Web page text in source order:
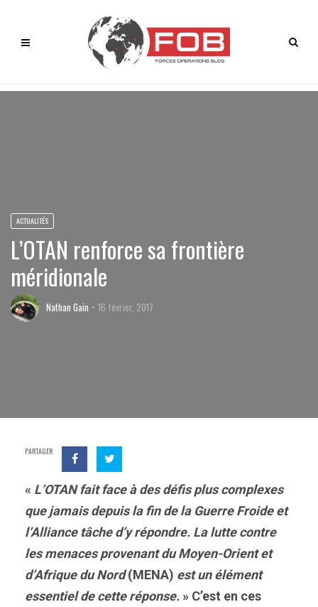
ACTUALITÉS
L’OTAN renforce sa frontière
méridionale
Nathan Gain 16 février, 2017
PARTAGER
« L’OTAN fait face à des défis plus complexes
que jamais depuis la fin de la Guerre Froide et
l’Alliance tâche d’y répondre. La lutte contre
les menaces provenant du Moyen-Orient et
d’Afrique du Nord(MENA) est un élément
essentiel de cette réponse. » C’est en ces